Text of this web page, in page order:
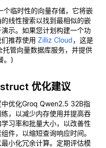
临时性的向量存储，它将嵌
线性搜索以找到最相似的嵌
示。如果您计划构建一个功
推荐使用 Zilliz Cloud，这是
托管向量数据库服务，并提供
。)
优化建议
中优化Groq Qwen2.5 32B指
，以减少内存使用并提高吞
习率和批量大小，以改善性
件，以缩短查询响应时间。
小化冗余计算。定期评估模